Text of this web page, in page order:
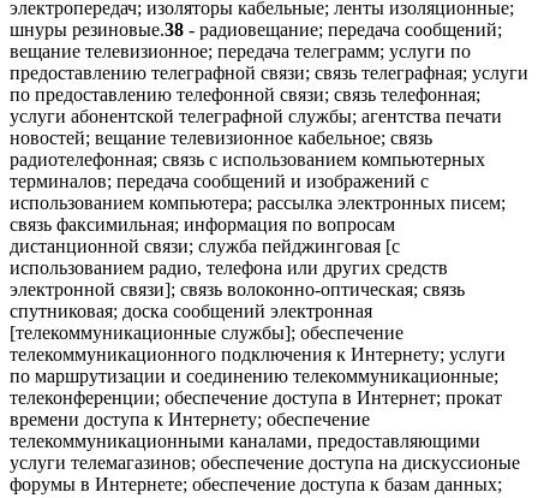
электропередач; изоляторы кабельные; ленты изоляционные;
шнуры резиновые.38 - радиовещание; передача сообщений;
вещание телевизионное; передача телеграмм; услуги по
предоставлению телеграфной связи; связь телеграфная; услуги
по предоставлению телефонной связи; связь телефонная;
услуги абонентской телеграфной службы; агентства печати
новостей; вещание телевизионное кабельное; связь
радиотелефонная; связь с использованием компьютерных
терминалов; передача сообщений и изображений с
использованием компьютера; рассылка электронных писем;
связь факсимильная; информация по вопросам
дистанционной связи; служба пейджинговая [с
использованием радио, телефона или других средств
электронной связи]; связь волоконно-оптическая; связь
спутниковая; доска сообщений электронная
[телекоммуникационные службы]; обеспечение
телекоммуникационного подключения к Интернету; услуги
по маршрутизации и соединению телекоммуникационные;
телеконференции; обеспечение доступа в Интернет; прокат
времени доступа к Интернету; обеспечение
телекоммуникационными каналами, предоставляющими
услуги телемагазинов; обеспечение доступа на дискуссионые
форумы в Интернете; обеспечение доступа к базам данных;